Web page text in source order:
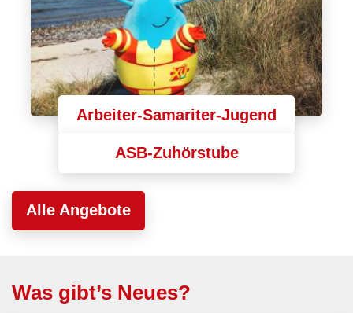
Arbeiter-Samariter-Jugend
ASB-Zuhörstube
Alle Angebote
Was gibt’s Neues?